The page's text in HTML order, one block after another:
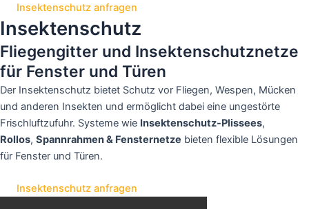
Insektenschutz anfragen
Insektenschutz
Fliegengitter und Insektenschutznetze
für Fenster und Türen
Der Insektenschutz bietet Schutz vor Fliegen, Wespen, Mücken
und anderen Insekten und ermöglicht dabei eine ungestörte
Frischluftzufuhr. Systeme wie Insektenschutz-Plissees,
Rollos, Spannrahmen & Fensternetze bieten flexible Lösungen
für Fenster und Türen.
Insektenschutz anfragen